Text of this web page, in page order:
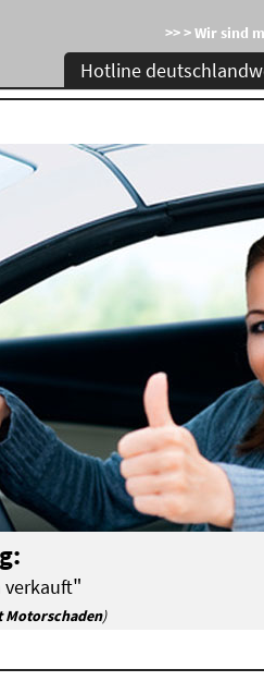
>> > Wir sind
Hotline
verkauft"
Motorschaden)